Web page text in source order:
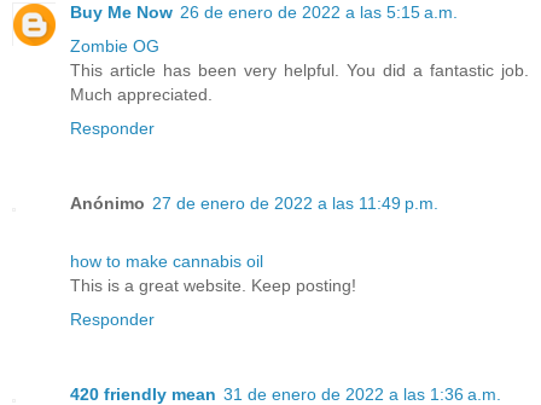
Buy Me Now 26 de enero de 2022 a las 5:15 a.m.
Zombie OG
This article has been very helpful. You did a fantastic job.
Much appreciated.
Responder
Anónimo 27 de enero de 2022 a las 11:49 p.m.
how to make cannabis oil
This is a great website. Keep posting!
Responder
420 friendly mean 31 de enero de 2022 a las 1:36 a.m.